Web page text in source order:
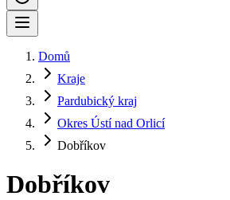
Domů
Kraje
Pardubický kraj
Okres Ústí nad Orlicí
Dobříkov
Dobříkov